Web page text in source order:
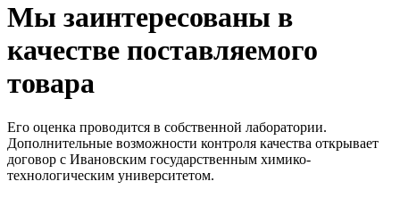
Мы заинтересованы в
качестве поставляемого
товара
Его оценка проводится в собственной лаборатории.
Дополнительные возможности контроля качества открывает
договор с Ивановским государственным химико-
технологическим университетом.